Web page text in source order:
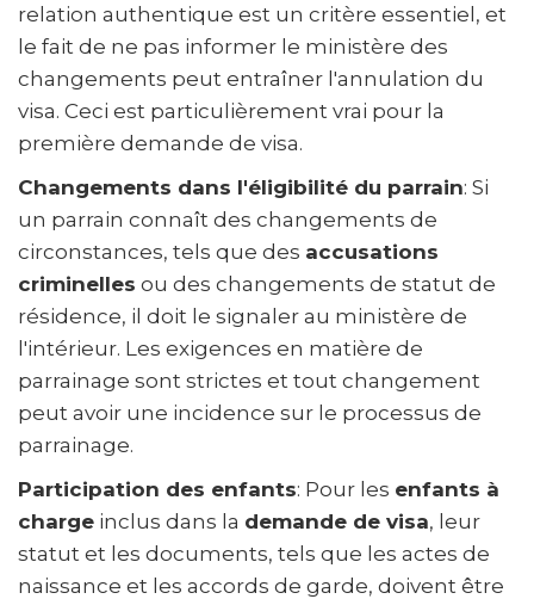
relation authentique est un critère essentiel, et
le fait de ne pas informer le ministère des
changements peut entraîner l'annulation du
visa. Ceci est particulièrement vrai pour la
première demande de visa.
Changements dans l'éligibilité du parrain: Si
un parrain connaît des changements de
circonstances, tels que des accusations
criminelles ou des changements de statut de
résidence, il doit le signaler au ministère de
l'intérieur. Les exigences en matière de
parrainage sont strictes et tout changement
peut avoir une incidence sur le processus de
parrainage.
Participation des enfants: Pour les enfants à
charge inclus dans la demande de visa, leur
statut et les documents, tels que les actes de
naissance et les accords de garde, doivent être